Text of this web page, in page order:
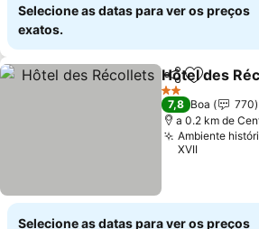
Selecione as datas para ver os preços
exatos.
Partilhar
Hôtel des
2 Estrelas
7,8 Boa
770
a 0.2 km de
Ambiente
XVII
Selecione as datas para ver os preços